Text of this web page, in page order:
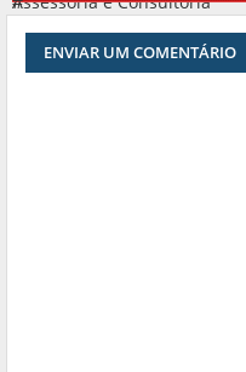
ENVIAR UM COMENTÁRIO